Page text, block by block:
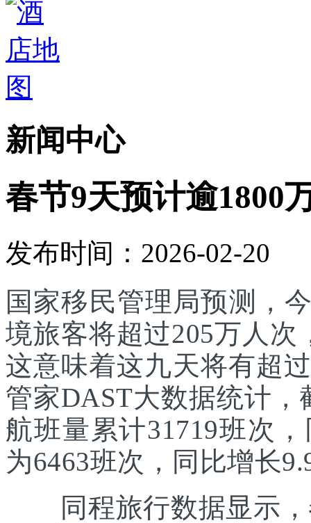
新闻中心
春节9天预计逾1800
发布时间：2026-02-20
国家移民管理局预测，
境旅客将超过205万人次
这意味着这九天将有超
管家DAST大数据统计
航班量累计31719班次
为6463班次，同比增长
同程旅行数据显示，